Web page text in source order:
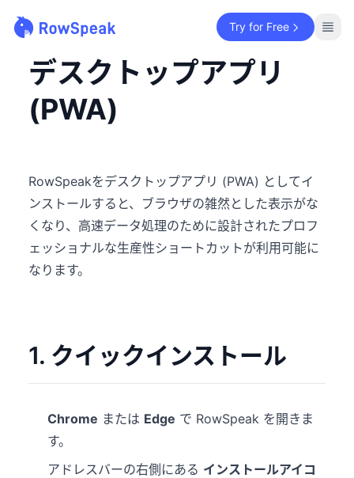
Try for Free
デスクトップアプリ
(PWA)
RowSpeakをデスクトップアプリ (PWA) としてイ
ンストールすると、ブラウザの雑然とした表示がな
くなり、高速データ処理のために設計されたプロフ
ェッショナルな生産性ショートカットが利用可能に
なります。
1. クイックインストール
Chrome または Edge で RowSpeak を開きま
す。
アドレスバーの右側にある インストールアイコ